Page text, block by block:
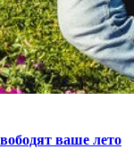
ваше лето